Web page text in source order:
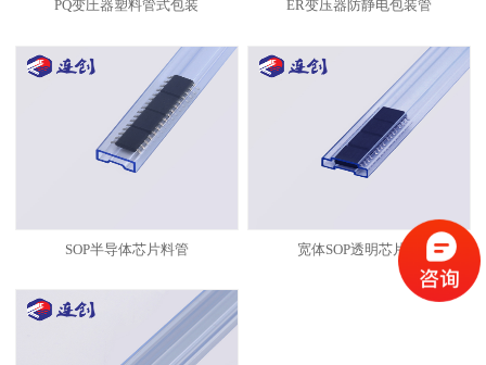
PQ变圧器塑料管式包装 ER变压器防静电包装管
SOP半导体芯片料管 宽体SOP透明芯片管